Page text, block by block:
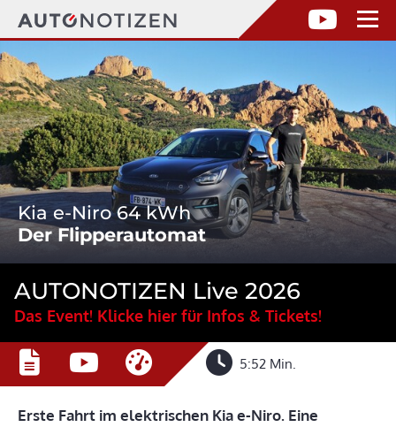
Kia e-Niro 64 kWh
Der Flipperautomat
AUTONOTIZEN Live 2026
Das Event! Klicke hier für Infos & Tickets!
5:52 Min.
Erste Fahrt im elektrischen Kia e-Niro. Eine